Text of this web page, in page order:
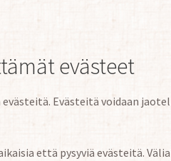
evästeet
Evästeitä voidaan
että pysyviä evästeitä.